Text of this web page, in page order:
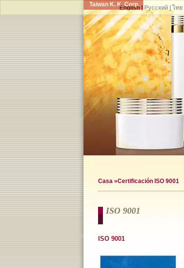
Taiwan K. K. Corp.
Casa »Certificación ISO 9001
ISO 9001
ISO 9001
English| Русский| ไทย|